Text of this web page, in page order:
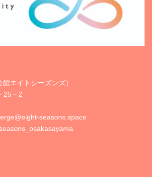
エイトシーズンズ）
25－2
seasons.space